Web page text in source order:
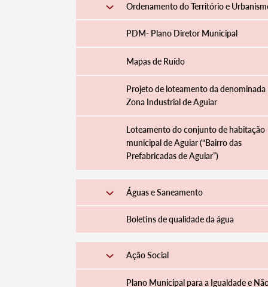
Ordenamento do Território e
PDM- Plano Diretor Municipal
Mapas de Ruído
Projeto de loteamento da denominada
Zona Industrial de Aguiar
Loteamento do conjunto de habitação
municipal de Aguiar (“Bairro das
Prefabricadas de Aguiar”)
Águas e Saneamento
Boletins de qualidade da água
Ação Social
Plano Municipal para a Igualdade e